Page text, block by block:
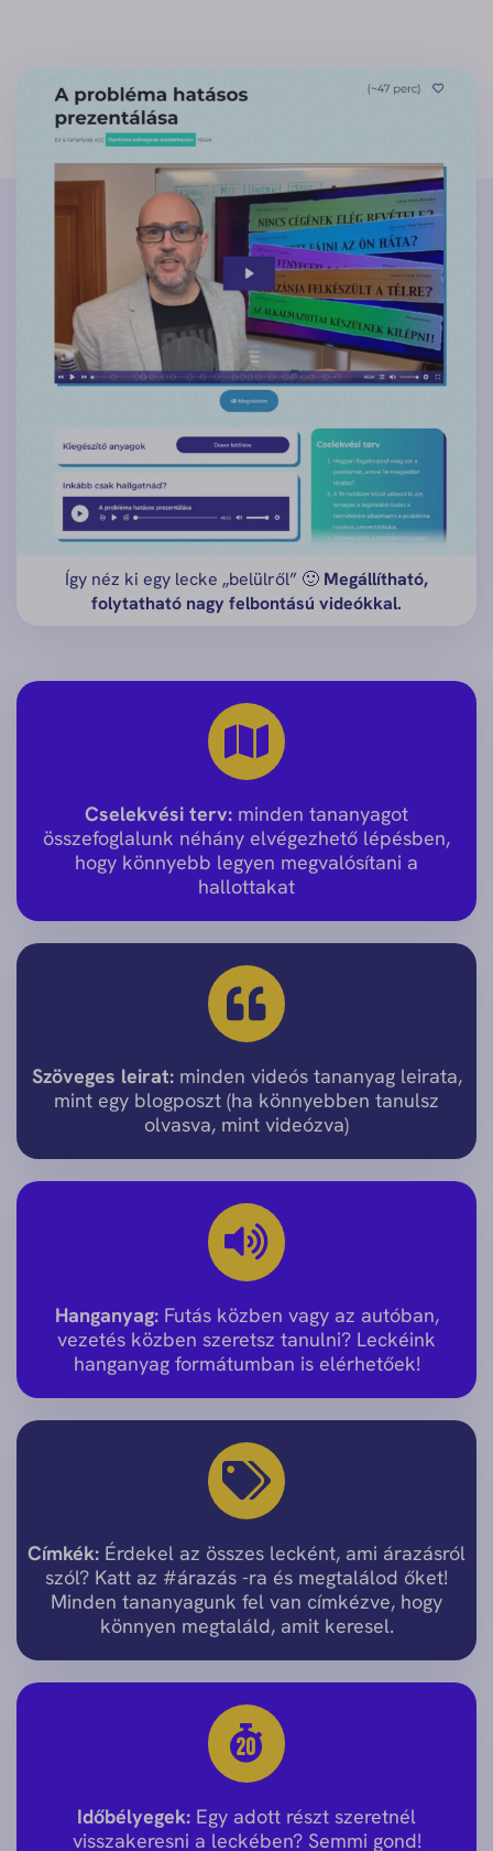
Így néz ki egy lecke „belülről” 🙂 Megállítható,
folytatható nagy felbontású videókkal.
Cselekvési terv: minden tananyagot
összefoglalunk néhány elvégezhető lépésben,
hogy könnyebb legyen megvalósítani a
hallottakat
Szöveges leirat:minden videós tananyag leirata,
mint egy blogposzt (ha könnyebben tanulsz
olvasva, mint videózva)
Hanganyag:Futás közben vagy az autóban,
vezetés közben szeretsz tanulni? Leckéink
hanganyag formátumban is elérhetőek!
Címkék: Érdekel az összes lecként, ami árazásról
szól? Katt az #árazás -ra és megtalálod őket!
Minden tananyagunk fel van címkézve, hogy
könnyen megtaláld, amit keresel.
Időbélyegek: Egy adott részt szeretnél
visszakeresni a leckében? Semmi gond!